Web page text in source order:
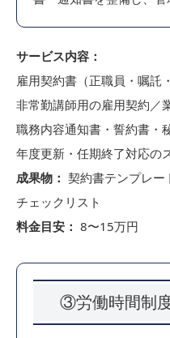
サービス内容：
雇用契約書（正職員・嘱託
非常勤講師用の雇用契約／
職務内容通知書・誓約書・
年度更新・任期終了対応の
成果物： 契約書テンプレー
チェックリスト
料金目安： 8〜15万円
③労働時間制